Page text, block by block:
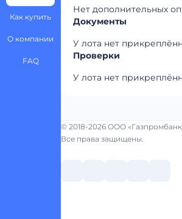
Как купить
О компании
FAQ
Нет дополнительных
Документы
У лота нет
Проверки
У лота нет
© 2018-2026 ООО «Газпромбанк
Все права защищены.